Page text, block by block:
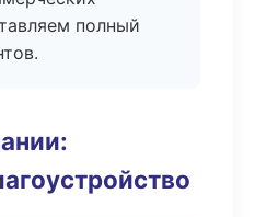
полный